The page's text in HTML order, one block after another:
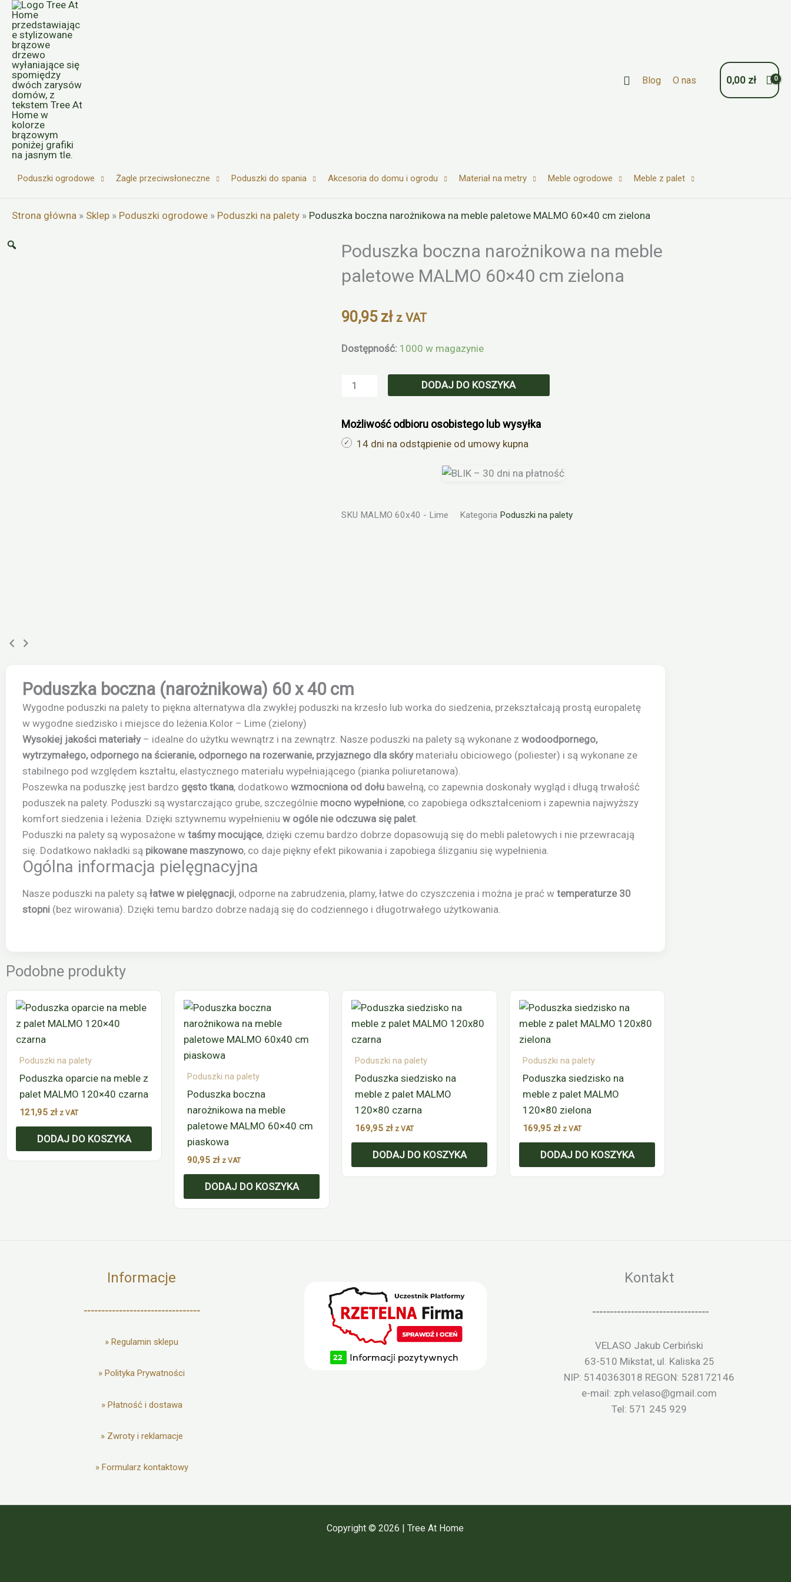
Przejdź
treści
Szukaj
Blog O nas 0,00 zł
Poduszki ogrodowe Żagle przeciwsłoneczne Poduszki do spania Akcesoria do domu i ogrodu Materiał na metry Meble ogrodowe Meble z palet
Strona główna » Sklep » Poduszki ogrodowe » Poduszki na palety » Poduszka boczna narożnikowa na meble paletowe MALMO 60×40 cm zielona
Poduszka boczna narożnikowa na meble
paletowe MALMO 60×40 cm zielona
90,95 zł z VAT
Dostępność: 1000 w magazynie
ilość
boczna
narożnikowa
meble
paletowe
DODAJ DO KOSZYKA
Możliwość odbioru osobistego lub wysyłka
14 dni na odstąpienie od umowy kupna
SKU MALMO 60x40 - Lime Kategoria Poduszki na palety
Poduszka boczna (narożnikowa) 60 x 40 cm
Wygodne poduszki na palety to piękna alternatywa dla zwykłej poduszki na krzesło lub worka do siedzenia, przekształcają prostą europaletę
w wygodne siedzisko i miejsce do leżenia.Kolor – Lime (zielony)
Wysokiej jakości materiały– idealne do użytku wewnątrz i na zewnątrz. Nasze poduszki na palety są wykonane z wodoodpornego,
wytrzymałego, odpornego na ścieranie, odpornego na rozerwanie, przyjaznego dla skórymateriału obiciowego (poliester) i są wykonane ze
stabilnego pod względem kształtu, elastycznego materiału wypełniającego (pianka poliuretanowa).
Poszewka na poduszkę jest bardzo gęsto tkana, dodatkowo wzmocniona od dołu bawełną, co zapewnia doskonały wygląd i długą trwałość
poduszek na palety. Poduszki są wystarczająco grube, szczególnie mocno wypełnione, co zapobiega odkształceniom i zapewnia najwyższy
komfort siedzenia i leżenia. Dzięki sztywnemu wypełnieniu w ogóle nie odczuwa się palet.
Poduszki na palety są wyposażone w taśmy mocujące, dzięki czemu bardzo dobrze dopasowują się do mebli paletowych i nie przewracają
się. Dodatkowo nakładki są pikowane maszynowo, co daje piękny efekt pikowania i zapobiega ślizganiu się wypełnienia.
Ogólna informacja pielęgnacyjna
Nasze poduszki na palety są łatwe w pielęgnacji, odporne na zabrudzenia, plamy, łatwe do czyszczenia i można je prać w temperaturze 30
stopni (bez wirowania). Dzięki temu bardzo dobrze nadają się do codziennego i długotrwałego użytkowania.
Podobne produkty
Poduszki na palety
Poduszka oparcie na meble z
palet MALMO 120×40 czarna
121,95 zł z VAT
DODAJ DO KOSZYKA
Poduszki na palety
Poduszka boczna
narożnikowa na meble
paletowe MALMO 60×40 cm
piaskowa
90,95 zł z VAT
DODAJ DO KOSZYKA
Poduszki na palety
Poduszka siedzisko na
meble z palet MALMO
120×80 czarna
169,95 zł z VAT
DODAJ DO KOSZYKA
Poduszki na palety
Poduszka siedzisko na
meble z palet MALMO
120×80 zielona
169,95 zł z VAT
DODAJ DO KOSZYKA
Informacje
---------------------------------
»Regulamin sklepu
» Polityka Prywatności
» Płatność i dostawa
» Zwroty i reklamacje
» Formularz kontaktowy
Kontakt
---------------------------------
VELASO Jakub Cerbiński
63-510 Mikstat, ul. Kaliska 25
NIP: 5140363018 REGON: 528172146
e-mail: zph.velaso@gmail.com
Tel: 571 245 929
Copyright © 2026 | Tree At Home